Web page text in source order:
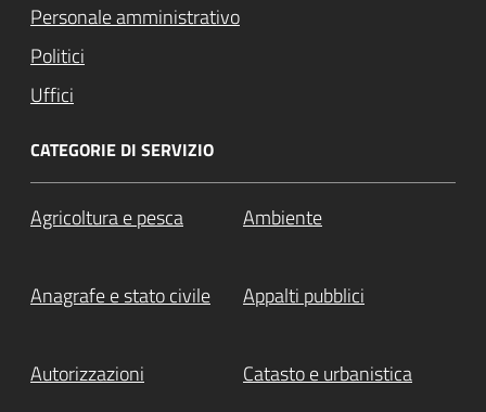
Personale amministrativo
Politici
Uffici
CATEGORIE DI SERVIZIO
Agricoltura e pesca Ambiente
Anagrafe e stato civile Appalti pubblici
Autorizzazioni Catasto e urbanistica